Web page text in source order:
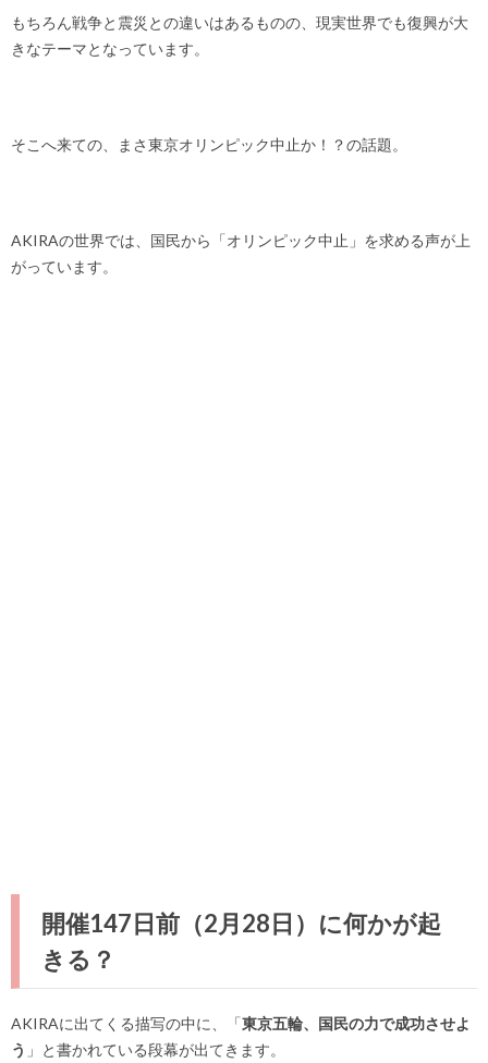
もちろん戦争と震災との違いはあるものの、現実世界でも復興が大
きなテーマとなっています。
そこへ来ての、まさ東京オリンピック中止か！？の話題。
AKIRAの世界では、国民から「オリンピック中止」を求める声が上
がっています。
開催147日前（2月28日）に何かが起
きる？
AKIRAに出てくる描写の中に、「東京五輪、国民の力で成功させよ
う 」と書かれている段幕が出てきます。